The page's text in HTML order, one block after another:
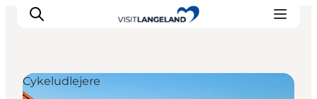
Cykeludlejere